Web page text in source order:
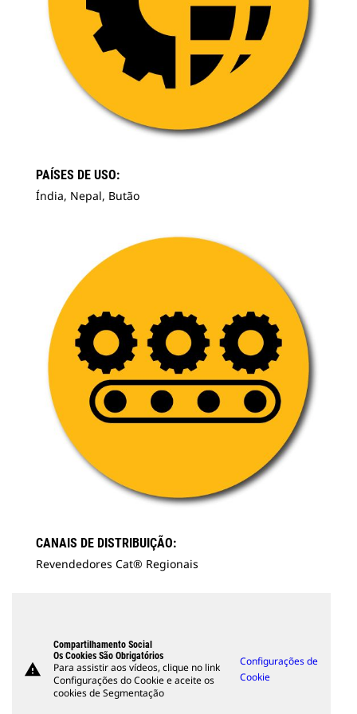
PAÍSES DE USO:
Índia, Nepal, Butão
CANAIS DE DISTRIBUIÇÃO:
Revendedores Cat® Regionais
warning
Compartilhamento Social
Os Cookies São Obrigatórios
Para assistir aos vídeos, clique no link
Configurações do Cookie e aceite os
cookies de Segmentação
Configurações de
Cookie